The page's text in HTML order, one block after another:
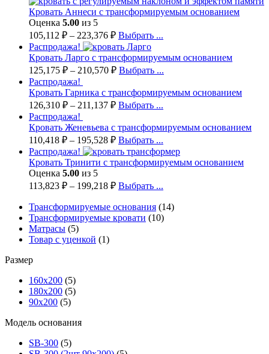
Кровать Аннеси с трансформируемым основанием
Оценка 5.00 из 5
105,112 ₽ – 223,376 ₽ Выбрать ...
Распродажа!
Кровать Ларго с трансформируемым основанием
125,175 ₽ – 210,570 ₽ Выбрать ...
Распродажа!
Кровать Гарника с трансформируемым основанием
126,310 ₽ – 211,137 ₽ Выбрать ...
Распродажа!
Кровать Женевьева с трансформируемым основанием
110,418 ₽ – 195,528 ₽ Выбрать ...
Распродажа!
Кровать Тринити с трансформируемым основанием
Оценка 5.00 из 5
113,823 ₽ – 199,218 ₽ Выбрать ...
Трансформируемые основания (14)
Трансформируемые кровати (10)
Матрасы (5)
Товар с уценкой (1)
Размер
160х200 (5)
180х200 (5)
90х200 (5)
Модель основания
SB-300 (5)